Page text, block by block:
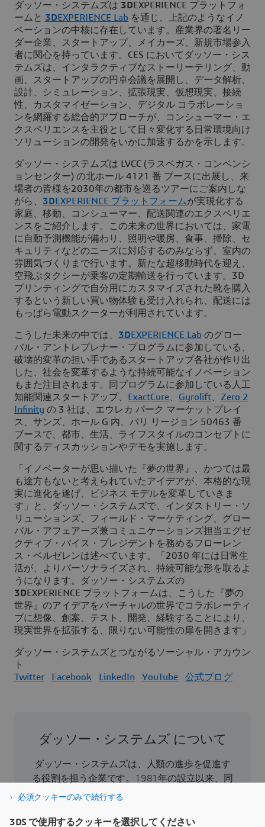
ダッソー・システムズは 3DEXPERIENCE プラットフォ
ームと 3DEXPERIENCE Lab を通じ、上記のようなイノ
ベーションの中核に存在しています。産業界の著名リー
ダー企業、スタートアップ、メイカーズ、新規市場参入
者に関心を持っています。CES においてダッソー・シス
テムズは、インタラクティブなストーリーテリング、動
画、スタートアップの円卓会議を展開し、データ解析、
設計、シミュレーション、拡張現実、仮想現実、接続
性、カスタマイゼーション、デジタル コラボレーショ
ンを網羅する総合的アプローチが、コンシューマー・エ
クスペリエンスを主役として日々変化する日常環境向け
ソリューションの開発をいかに加速するかを示します。
ダッソー・システムズは LVCC (ラスベガス・コンベンシ
ョンセンター) の北ホール 4121 番 ブースに出展し、来
場者の皆様を2030年の都市を巡るツアーにご案内しな
がら、 3DEXPERIENCE プラットフォームが実現化する
家庭、移動、コンシューマー、配送関連のエクスペリエ
ンスをご紹介します。この未来の世界においては、家電
に自動予測機能が備わり、照明や暖房、食事、掃除、セ
キュリティなどのニーズに対応するのみならず、室内の
雰囲気づくりまで行います。新たな超移動時代を迎え、
空飛ぶタクシーが乗客の定期輸送を行っています。3D
プリンティングで自分用にカスタマイズされた靴を購入
するという新しい買い物体験も受け入れられ、配送には
もっぱら電動スクーターが利用されています。
こうした未来の中では、 3DEXPERIENCE Lab のグロー
バル・アントレプレナー・プログラムに参加している、
破壊的変革の担い手であるスタートアップ各社が作り出
した、社会を変革するような持続可能なイノベーション
もまた注目されます。同プログラムに参加している人工
知能関連スタートアップ、 ExactCure Gyrolift
Zero 2
Infinity の 3 社は、エウレカ パーク マーケットプレイ
ス、サンズ、ホール G 内、パリ リージョン 50463 番
ブースで、都市、生活、ライフスタイルのコンセプトに
関するディスカッションやデモを実施します。
「イノベーターが思い描いた『夢の世界』、かつては最
も途方もないと考えられていたアイデアが、本格的な現
実に進化を遂げ、ビジネス モデルを変革していきま
す」と、ダッソー・システムズで、インダストリー・ソ
リューションズ、フィールド・マーケティング、グロー
バル・アフェアーズ兼コミュニケーションズ担当エグゼ
クティブ・バイス・プレジデントを務めるフローレン
ス・ベルゼレンは述べています。「2030 年には日常生
活が、よりパーソナライズされ、持続可能な形を取るよ
うになります。ダッソー・システムズの
3DEXPERIENCE プラットフォームは、こうした『夢の
世界』のアイデアをバーチャルの世界でコラボレーティ
ブに想像、創案、テスト、開発、経験することにより、
現実世界を拡張する、限りない可能性の扉を開きます」
ダッソー・システムズとつながるソーシャル・アカウン
ト
Twitter
Facebook LinkedIn YouTube 公式ブログ
ダッソー・システムズ について
ダッソー・システムズは、人類の進歩を促進す
る役割を担う企業です。1981年の設立以来、同
社はバーチャル世界を開拓し、消費者、患者、
向へと導いてきました。ダッソー・システムズ
必須クッキーのみで続行する
3DS で使用するクッキーを選択してください